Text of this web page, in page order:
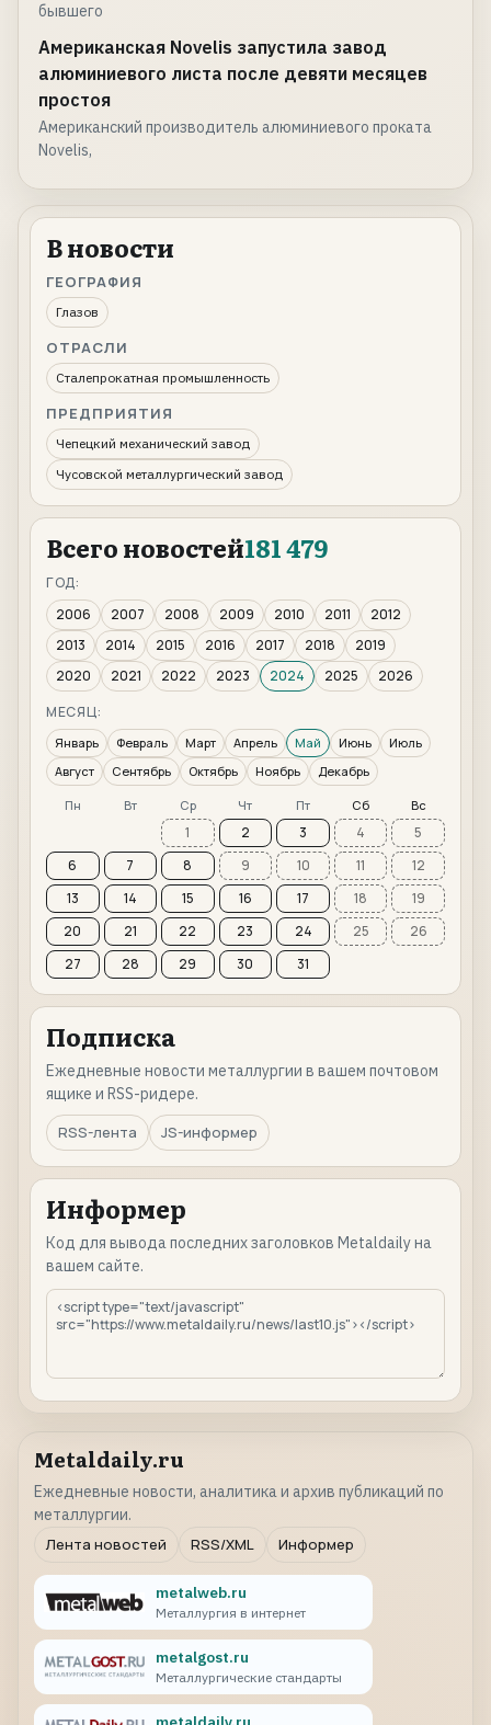
бывшего
Американская Novelis запустила завод
алюминиевого листа после девяти месяцев
простоя
Американский производитель алюминиевого проката
Novelis,
В новости
ГЕОГРАФИЯ
Глазов
ОТРАСЛИ
Сталепрокатная промышленность
ПРЕДПРИЯТИЯ
Чепецкий механический завод
Чусовской металлургический завод
Всего новостей181 479
ГОД:
2006
2007 2008 2009 2010 2011
2012
2013
2014 2015 2016 2017 2018
2019
2020
2021 2022 2023 2024 2025
2026
МЕСЯЦ:
Январь Февраль Март Апрель Май Июнь
Июль
Август
Сентябрь Октябрь Ноябрь Декабрь
Пн Вт Ср Чт Пт Сб Вс
1 2 3 4
5
6
7 8 9 10 11
12
13
14 15 16 17 18
19
20
21 22 23 24 25
26
27
28 29 30 31
Подписка
Ежедневные новости металлургии в вашем почтовом
ящике и RSS-ридере.
RSS-лента
JS-информер
Информер
Код для вывода последних заголовков Metaldaily на
вашем сайте.
Metaldaily.ru
Ежедневные новости, аналитика и архив публикаций по
металлургии.
Лента новостей
RSS/XML Информер
metalweb.ru
Металлургия в интернет
metalgost.ru
Металлургические стандарты